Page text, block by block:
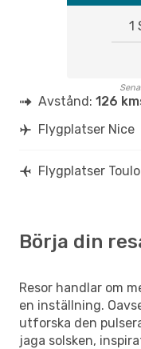
1
Avstånd: 126
Flygplatser Nice
Flygplatser
Börja din
Resor handlar om
en inställning.
utforska den
jaga solsken,